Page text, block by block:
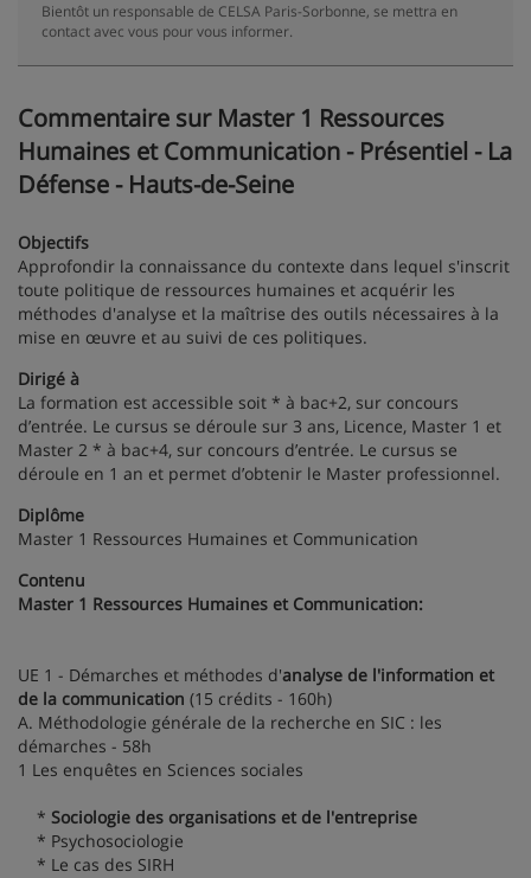
Bientôt un responsable de CELSA Paris-Sorbonne, se mettra en
contact avec vous pour vous informer.
Commentaire sur Master 1 Ressources
Humaines et Communication - Présentiel - La
Défense - Hauts-de-Seine
Objectifs
Approfondir la connaissance du contexte dans lequel s'inscrit
toute politique de ressources humaines et acquérir les
méthodes d'analyse et la maîtrise des outils nécessaires à la
mise en œuvre et au suivi de ces politiques.
Dirigé à
La formation est accessible soit * à bac+2, sur concours
d’entrée. Le cursus se déroule sur 3 ans, Licence, Master 1 et
Master 2 * à bac+4, sur concours d’entrée. Le cursus se
déroule en 1 an et permet d’obtenir le Master professionnel.
Diplôme
Master 1 Ressources Humaines et Communication
Contenu
Master 1 Ressources Humaines et Communication:
UE 1 - Démarches et méthodes d'analyse de l'information et
de la communication (15 crédits - 160h)
A. Méthodologie générale de la recherche en SIC : les
démarches - 58h
1 Les enquêtes en Sciences sociales
* Sociologie des organisations et de l'entreprise
* Psychosociologie
* Le cas des SIRH